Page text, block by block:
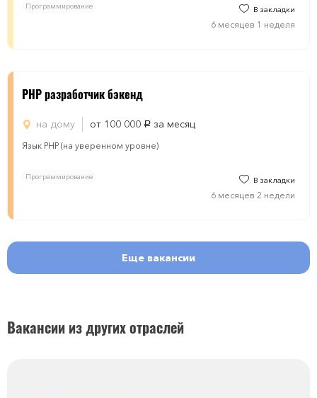
Программирование В закладки
6 месяцев 1 неделя
PHP разработчик бэкенд
на дому от 100 000 руб. за месяц
Язык PHP (на уверенном уровне)
Программирование В закладки
6 месяцев 2 недели
Еще вакансии
Вакансии из других отраслей